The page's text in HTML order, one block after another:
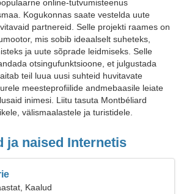
online-tutvumisteenus
Kogukonnas saate vestelda uute
partnereid. Selle projekti raames on
mis sobib ideaalselt suheteks,
ja uute sõprade leidmiseks. Selle
otsingufunktsioone, et julgustada
teil luua uusi suhteid huvitavate
meesteprofiilide andmebaasile leiate
inimesi. Liitu tasuta Montbéliard
välismaalastele ja turistidele.
ja naised Internetis
Kaalud